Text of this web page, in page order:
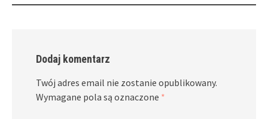
Dodaj komentarz
Twój adres email nie zostanie opublikowany.
Wymagane pola są oznaczone *